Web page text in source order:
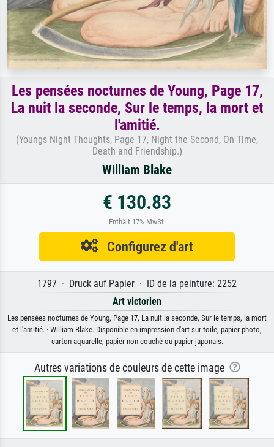
Les pensées nocturnes de Young, Page 17,
La nuit la seconde, Sur le temps, la mort et
l'amitié.
(Youngs Night Thoughts, Page 17, Night the Second, On Time,
Death and Friendship.)
William Blake
€ 130.83
Enthält 17% MwSt.
Configurez d'art
1797 · Druck auf Papier · ID de la peinture: 2252
Art victorien
Les pensées nocturnes de Young, Page 17, La nuit la seconde, Sur le temps, la mort
et l'amitié. · William Blake. Disponible en impression d'art sur toile, papier photo,
carton aquarelle, papier non couché ou papier japonais.
Autres variations de couleurs de cette image